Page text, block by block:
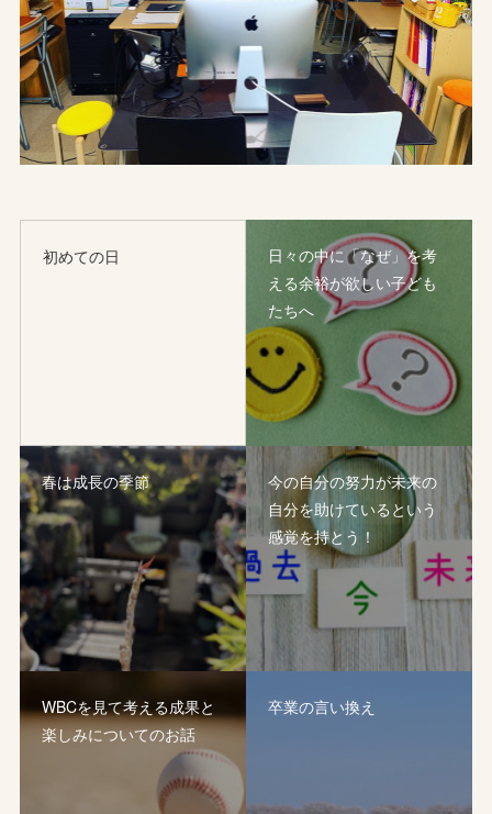
初めての日
日々の中に「なぜ」を考
える余裕が欲しい子ども
たちへ
春は成長の季節
今の自分の努力が未来の
自分を助けているという
感覚を持とう！
WBCを見て考える成果と
楽しみについてのお話
卒業の言い換え